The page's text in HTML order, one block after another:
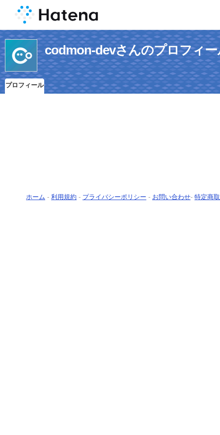
codmon-devさんのプロフィー
プロフィール
ホーム - 利用規約 - プライバシーポリシー - お問い合わせ- 特定商